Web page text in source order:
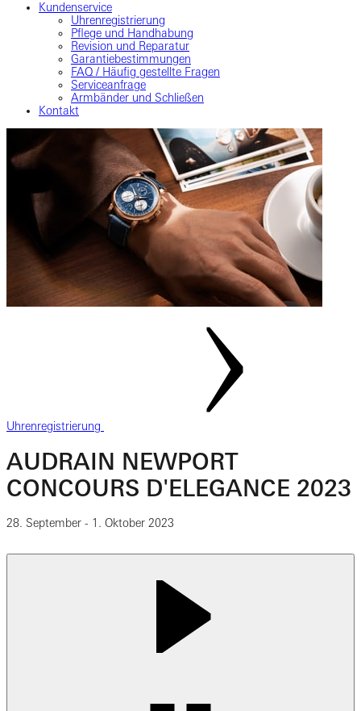
Kundenservice
Uhrenregistrierung
Pflege und Handhabung
Revision und Reparatur
Garantiebestimmungen
FAQ / Häufig gestellte Fragen
Serviceanfrage
Armbänder und Schließen
Kontakt
Uhrenregistrierung
AUDRAIN NEWPORT
CONCOURS D'ELEGANCE 2023
28. September - 1. Oktober 2023